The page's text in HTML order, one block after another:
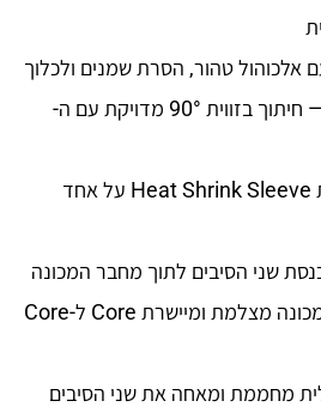
אלכוהול טהור, הסרת שמנים ולכלוך
— חיתוך בזווית 90° מדויקת עם ה-
— הנחת Heat Shrink Sleeve על אחד
שני הסיבים לתוך מחבר המכונה
— המכונה מצלמת ומיישרת Core ל-Core
מחממת ומאחה את שני הסיבים